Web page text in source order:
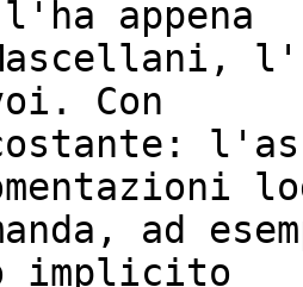
appena
Con
ad
implicito